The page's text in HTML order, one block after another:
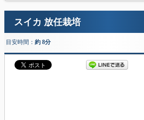
スイカ 放任栽培
目安時間： 約 8分